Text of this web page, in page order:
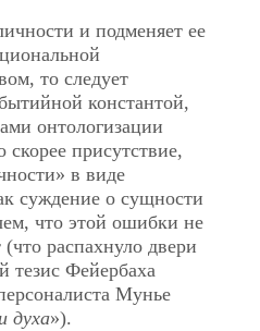
и подменяет ее
то следует
константой,
онтологизации
присутствие,
в виде
суждение о сущности
что этой ошибки не
распахнуло двери
тезис Фейербаха
Мунье
духа»).